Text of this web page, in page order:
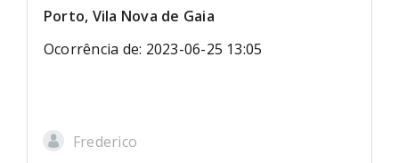
Porto, Vila Nova de Gaia
Ocorrência de: 2023-06-25 13:05
Frederico